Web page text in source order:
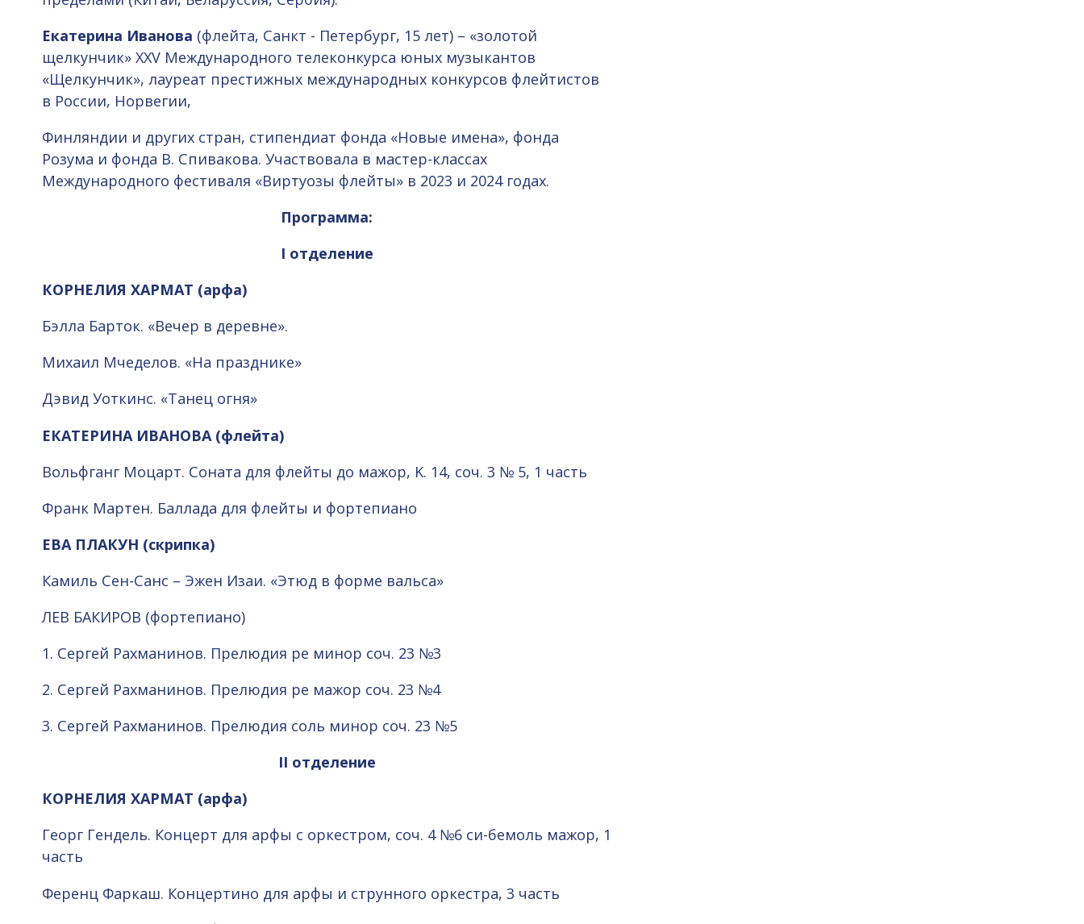
Екатерина Иванова (флейта, Санкт - Петербург, 15 лет) – «золотой
щелкунчик» XXV Международного телеконкурса юных музыкантов
«Щелкунчик», лауреат престижных международных конкурсов флейтистов
в России, Норвегии,
Финляндии и других стран, стипендиат фонда «Новые имена», фонда
Розума и фонда В. Спивакова. Участвовала в мастер-классах
Международного фестиваля «Виртуозы флейты» в 2023 и 2024 годах.
Программа:
I отделение
КОРНЕЛИЯ ХАРМАТ (арфа)
Бэлла Барток. «Вечер в деревне».
Михаил Мчеделов. «На празднике»
Дэвид Уоткинс. «Танец огня»
ЕКАТЕРИНА ИВАНОВА (флейта)
Вольфганг Моцарт. Соната для флейты до мажор, K. 14, соч. 3 № 5, 1 часть
Франк Мартен. Баллада для флейты и фортепиано
ЕВА ПЛАКУН (скрипка)
Камиль Сен-Санс – Эжен Изаи. «Этюд в форме вальса»
ЛЕВ БАКИРОВ (фортепиано)
1. Сергей Рахманинов. Прелюдия ре минор соч. 23 №3
2. Сергей Рахманинов. Прелюдия ре мажор соч. 23 №4
3. Сергей Рахманинов. Прелюдия соль минор соч. 23 №5
II отделение
КОРНЕЛИЯ ХАРМАТ (арфа)
Георг Гендель. Концерт для арфы с оркестром, соч. 4 №6 си-бемоль мажор, 1
часть
Ференц Фаркаш. Концертино для арфы и струнного оркестра, 3 часть